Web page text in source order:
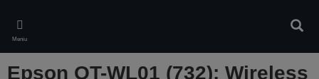
main
content
Meniu
Epson OT-WL01 (732): Wireless